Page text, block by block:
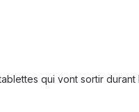
qui vont sortir